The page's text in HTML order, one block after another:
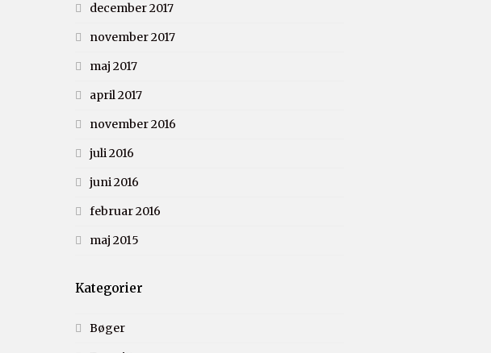
december 2017
november 2017
maj 2017
april 2017
november 2016
juli 2016
juni 2016
februar 2016
maj 2015
Kategorier
Bøger